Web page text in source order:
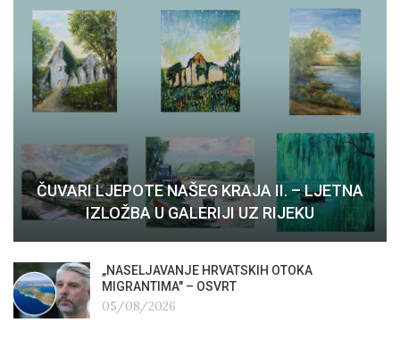
ČUVARI LJEPOTE NAŠEG KRAJA II. – LJETNA
IZLOŽBA U GALERIJI UZ RIJEKU
„NASELJAVANJE HRVATSKIH OTOKA
MIGRANTIMA″ – OSVRT
05/08/2026